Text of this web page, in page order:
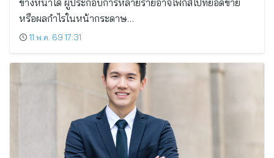
ข้างหน้าได้ ผู้ประกอบการหลายรายอาจโฟกัสไปที่ยอดขาย
หรือผลกำไรในหน้ากระดาษ…
11 พ.ค. 69 17:31